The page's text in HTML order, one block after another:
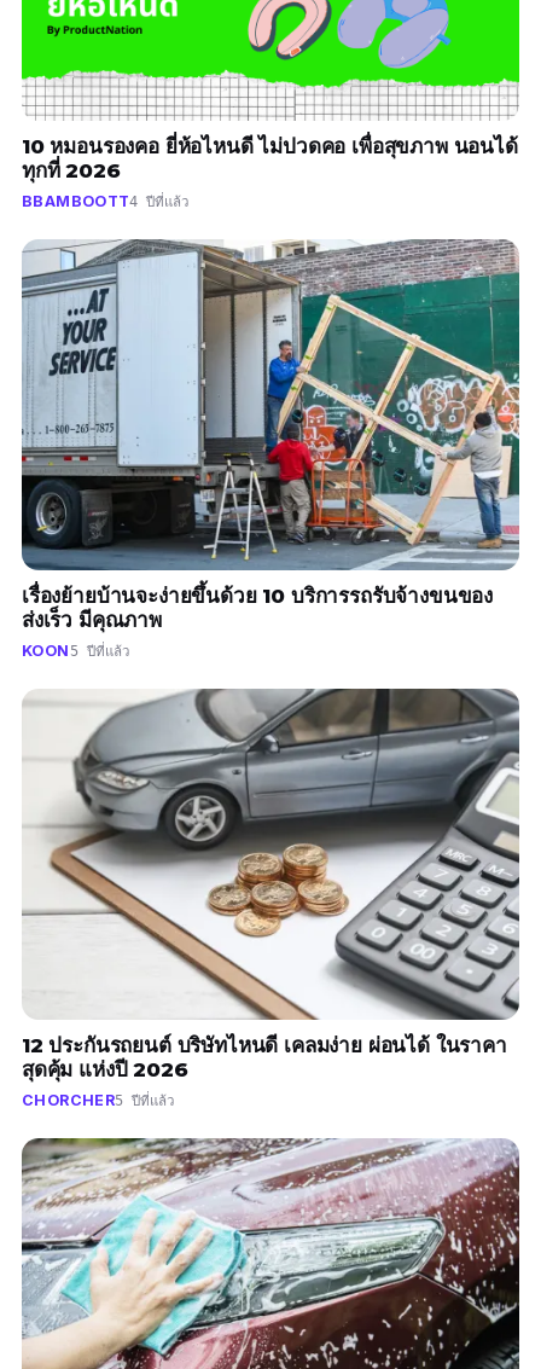
10 หมอนรองคอ ยี่ห้อไหนดี ไม่ปวดคอ เพื่อสุขภาพ นอนได้
ทุกที่ 2026
BBAMBOOTT4 ปีที่แล้ว
เรื่องย้ายบ้านจะง่ายขึ้นด้วย 10 บริการรถรับจ้างขนของ
ส่งเร็ว มีคุณภาพ
KOON 5 ปีที่แล้ว
12 ประกันรถยนต์ บริษัทไหนดี เคลมง่าย ผ่อนได้ ในราคา
สุดคุ้ม แห่งปี 2026
CHORCHER5 ปีที่แล้ว